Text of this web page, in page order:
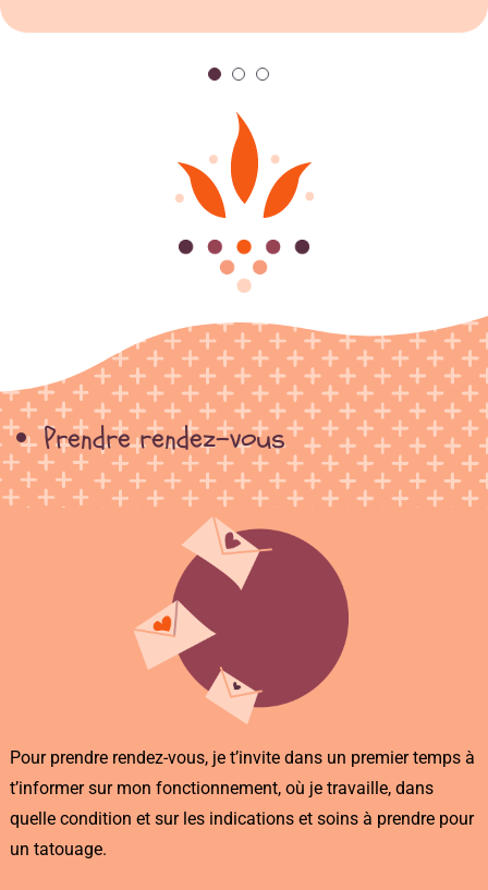
Prendre rendez-vous
Pour prendre rendez-vous, je t’invite dans un premier temps à
t’informer sur mon fonctionnement, où je travaille, dans
quelle condition et sur les indications et soins à prendre pour
un tatouage.